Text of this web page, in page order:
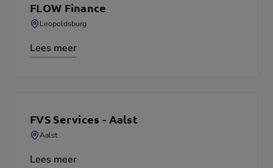
FLOW Finance
Leopoldsburg
Lees meer
FVS Services - Aalst
Aalst
Lees meer